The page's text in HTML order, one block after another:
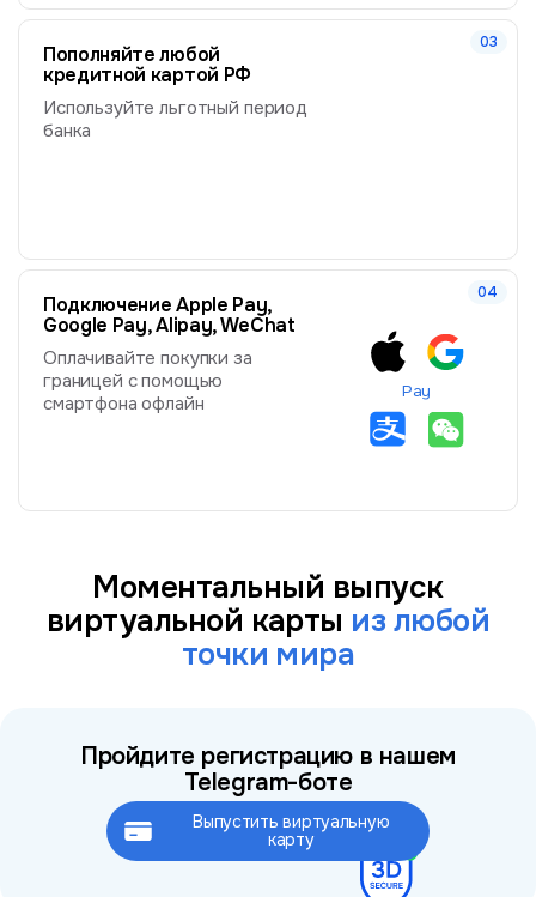
Пополняйте любой
кредитной картой РФ
Используйте льготный период
банка
Подключение Apple Pay,
Google Pay, Alipay, WeChat
Оплачивайте покупки за
границей с помощью
смартфона офлайн
Pay
Моментальный выпуск
виртуальной карты из любой
точки мира
Пройдите регистрацию в нашем
Telegram-боте
Это займёт не более 2 минут
Выпустить виртуальную
карту